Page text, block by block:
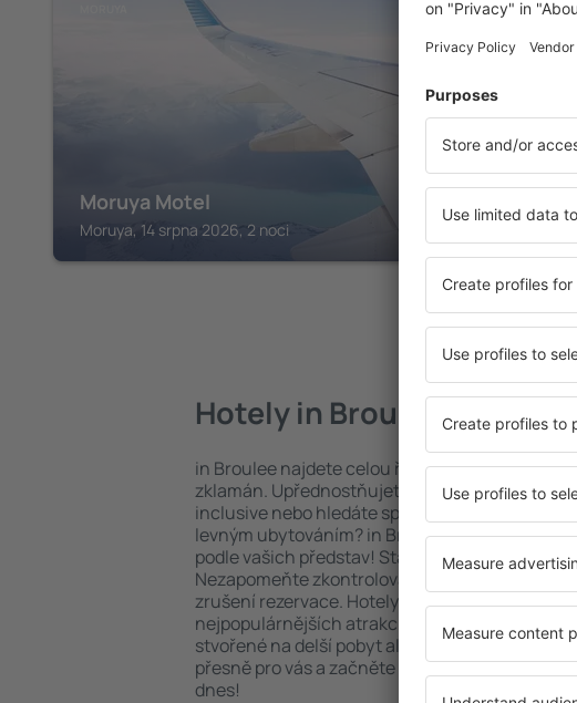
Moruya Motel
Moruya, 14 srpna 2026, 2 noci
Hotely in Broulee
in Broulee najdete celou řadu hotelů. Žádný
zklamán. Upřednostňujete hotel na vysoké
inclusive nebo hledáte spíše místa s poklidnou
levným ubytováním? in Broulee na vás čeká
podle vašich představ! Stačí zvolit polohu a
Nezapomeňte zkontrolovat způsob platby a
zrušení rezervace. Hotely in Broulee se
nejpopulárnějších atrakcí, tak i v poklidnějších
stvořené na delší pobyt ale i krátký výlet o
přesně pro vás a začněte se balit na výlet nebo
dnes!